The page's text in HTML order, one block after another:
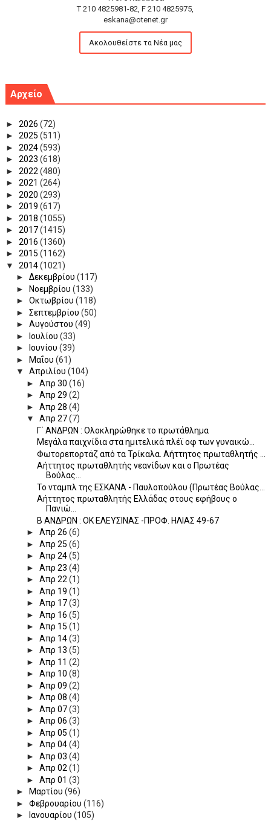
T 210 4825981-82, F 210 4825975,
eskana@otenet.gr
Ακολουθείστε τα Νέα μας
Αρχείο
► 2026 (72)
► 2025 (511)
► 2024(593)
► 2023 (618)
► 2022 (480)
► 2021 (264)
► 2020 (293)
► 2019 (617)
► 2018 (1055)
► 2017(1415)
► 2016 (1360)
► 2015 (1162)
▼ 2014(1021)
► Δεκεμβρίου (117)
►
Νοεμβρίου (133)
► Οκτωβρίου (118)
► Σεπτεμβρίου (50)
► Αυγούστου (49)
►
Ιουλίου (33)
►
Ιουνίου (39)
►
Μαΐου (61)
▼ Απριλίου (104)
► Απρ 30 (16)
► Απρ 29 (2)
► Απρ 28 (4)
▼ Απρ 27(7)
Γ΄ ΑΝΔΡΩΝ : Ολοκληρώθηκε το πρωτάθλημα
Μεγάλα παιχνίδια στα ημιτελικά πλέϊ οφ των γυναικώ...
Φωτορεπορτάζ από τα Τρίκαλα. Αήττητος πρωταθλητής ...
Αήττητος πρωταθλητής νεανίδων και ο Πρωτέας
Βούλας...
Το νταμπλ της ΕΣΚΑΝΑ - Παυλοπούλου (Πρωτέας Βούλας...
Αήττητος πρωταθλητής Ελλάδας στους εφήβους ο
Πανιώ...
Β ΑΝΔΡΩΝ : ΟΚ ΕΛΕΥΣΙΝΑΣ -ΠΡΟΦ. ΗΛΙΑΣ 49-67
► Απρ 26 (6)
► Απρ 25 (6)
► Απρ 24(5)
► Απρ 23 (4)
► Απρ 22(1)
► Απρ 19 (1)
► Απρ 17(3)
► Απρ 16 (5)
► Απρ 15 (1)
► Απρ 14(3)
► Απρ 13 (5)
► Απρ 11 (2)
► Απρ 10 (8)
► Απρ 09 (2)
► Απρ 08 (4)
► Απρ 07(3)
► Απρ 06 (3)
► Απρ 05 (1)
► Απρ 04(4)
► Απρ 03 (4)
► Απρ 02(1)
► Απρ 01 (3)
►
Μαρτίου (96)
► Φεβρουαρίου (116)
►
Ιανουαρίου (105)